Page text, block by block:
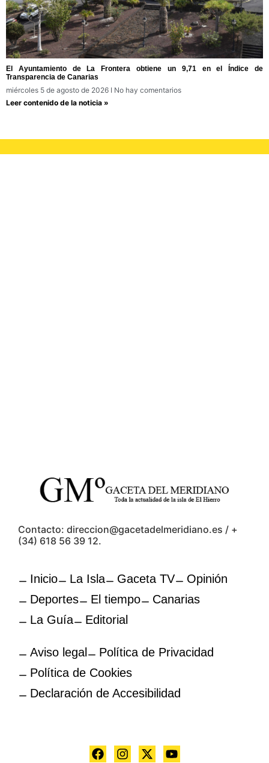
El Ayuntamiento de La Frontera obtiene un 9,71 en el Índice de
Transparencia de Canarias
miércoles 5 de agosto de 2026
No hay comentarios
Leer contenido de la noticia »
Contacto: direccion@gacetadelmeridiano.es / +
(34) 618 56 39 12.
Inicio La Isla Gaceta TV
Opinión
Deportes
El tiempo
Canarias
La Guía
Editorial
Aviso legal
Política de Privacidad
Política de Cookies
Declaración de Accesibilidad